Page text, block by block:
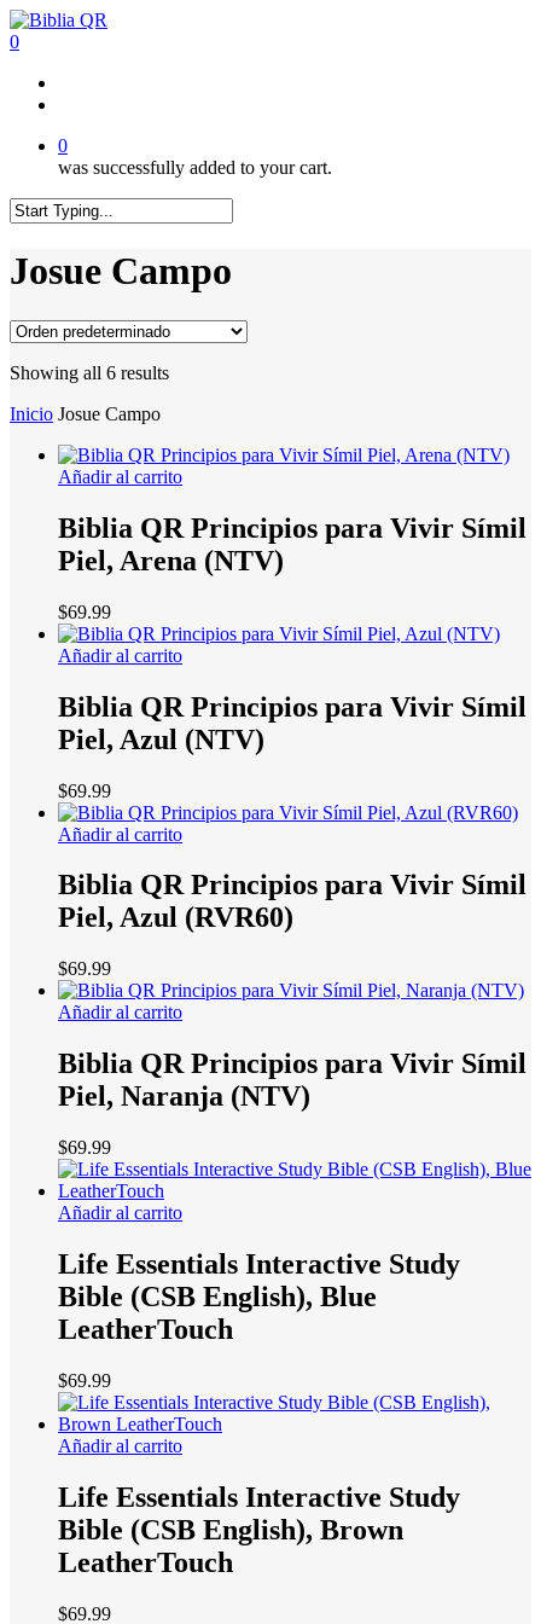
Skip
to
content
0
0
was successfully added to your cart.
Search
Josue Campo
Showing all 6 results
Inicio Josue Campo
Añadir al carrito
Biblia QR Principios para Vivir Símil
Piel, Arena (NTV)
$69.99
Añadir al carrito
Biblia QR Principios para Vivir Símil
Piel, Azul (NTV)
$69.99
Añadir al carrito
Biblia QR Principios para Vivir Símil
Piel, Azul (RVR60)
$69.99
Añadir al carrito
Biblia QR Principios para Vivir Símil
Piel, Naranja (NTV)
$69.99
Añadir al carrito
Life Essentials Interactive Study
Bible (CSB English), Blue
LeatherTouch
$69.99
Añadir al carrito
Life Essentials Interactive Study
Bible (CSB English), Brown
LeatherTouch
$69.99